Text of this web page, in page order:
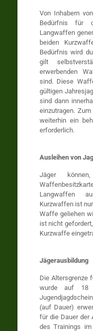
Von Inhabern
Bedürfnis für
Langwaffen
beiden
Bedürfnis wird
gilt
erwerbenden
sind. Diese
gültigen
sind dann
einzutragen.
weiterhin ein
erforderlich.
Ausleihen von
Jäger
Langwaffen
Kurzwaffen ist
Waffe geliehen
ist nicht
Kurzwaffe
Jägerausbildung
Die Altersgrenze
wurde auf 18
(auf Dauer)
für die Dauer der
des Trainings im